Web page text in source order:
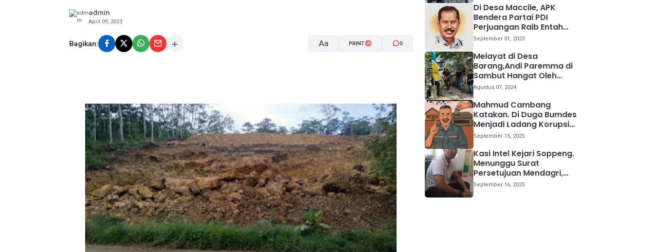
admin
April 09, 2023
Bagikan: Aa PRINT 0
Di Desa Maccile, APK
Bendera Partai PDI
Perjuangan Raib Entah
kemana
September 01, 2023
Melayat di Desa
Barang,Andi Paremma di
Sambut Hangat Oleh
Warga
Agustus 07, 2024
Mahmud Cambang
Katakan. Di Duga Bumdes
Menjadi Ladang Korupsi
Bagi Para Kepala Desa
September 15, 2025
Kasi Intel Kejari Soppeng.
Menunggu Surat
Persetujuan Mendagri,
Kami Akan Periksa Mantan
September 16, 2025